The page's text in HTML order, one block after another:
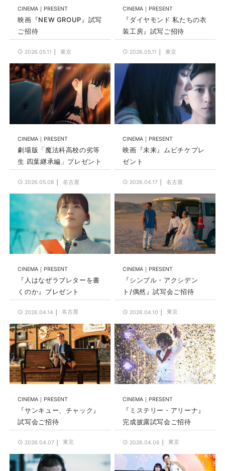
CINEMA PRESENT
映画『NEW GROUP』試写
ご招待
2026.05.11 東京
CINEMA PRESENT
『ダイヤモンド 私たちの衣
装工房』試写ご招待
2026.05.11 東京
CINEMA PRESENT
劇場版「魔法科高校の劣等
生 四葉継承編」プレゼント
2026.05.08 名古屋
CINEMA PRESENT
映画『未来』ムビチケプレ
ゼント
2026.04.17 名古屋
CINEMA PRESENT
『人はなぜラブレターを書
くのか』プレゼント
2026.04.14 名古屋
CINEMA PRESENT
『シンプル・アクシデン
ト/偶然』試写会ご招待
2026.04.10 東京
CINEMA PRESENT
『サンキュー、チャック』
試写会ご招待
2026.04.07 東京
CINEMA PRESENT
『ミステリー・アリーナ』
完成披露試写会ご招待
2026.04.06 東京